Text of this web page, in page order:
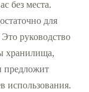
без места.
для
руководство
хранилища,
предложит
использования.